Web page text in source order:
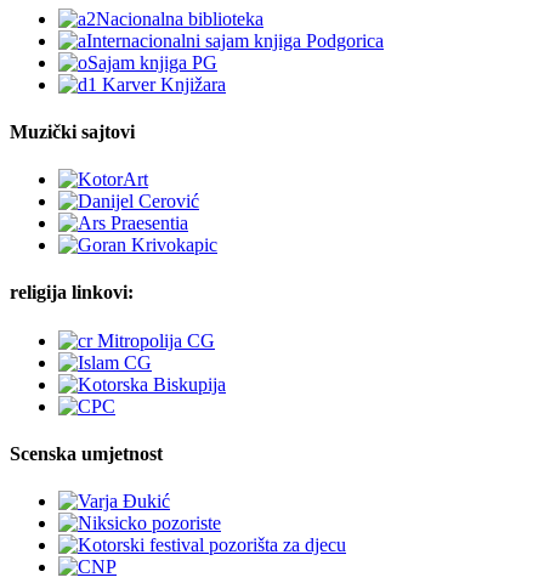
Muzički sajtovi
religija linkovi:
Scenska umjetnost